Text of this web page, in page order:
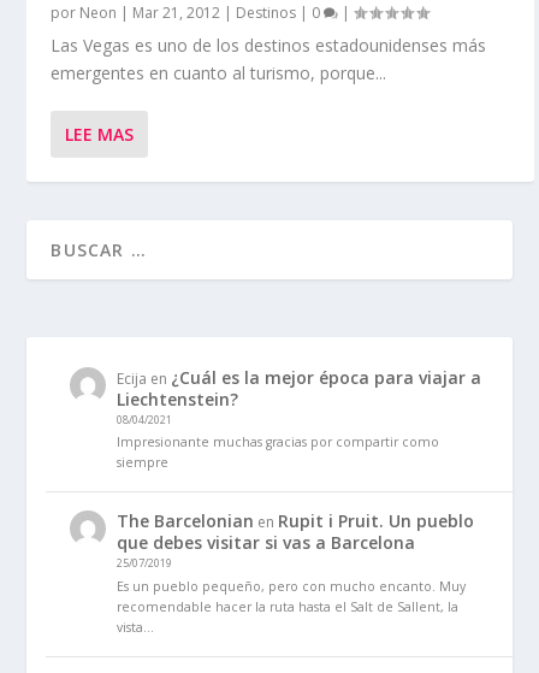
por Neon | Mar 21, 2012 | Destinos | 0 |
Las Vegas es uno de los destinos estadounidenses más
emergentes en cuanto al turismo, porque...
LEE MAS
Ecija en ¿Cuál es la mejor época para viajar a
Liechtenstein?
08/04/2021
Impresionante muchas gracias por compartir como
siempre
The Barcelonian en Rupit i Pruit. Un pueblo
que debes visitar si vas a Barcelona
25/07/2019
Es un pueblo pequeño, pero con mucho encanto. Muy
recomendable hacer la ruta hasta el Salt de Sallent, la
vista…